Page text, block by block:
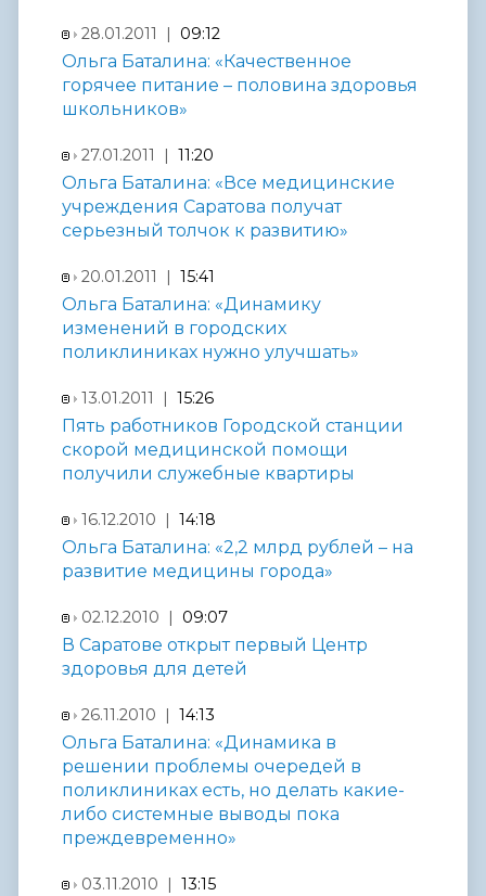
28.01.2011 | 09:12
Ольга Баталина: «Качественное
горячее питание – половина здоровья
школьников»
27.01.2011 | 11:20
Ольга Баталина: «Все медицинские
учреждения Саратова получат
серьезный толчок к развитию»
20.01.2011 | 15:41
Ольга Баталина: «Динамику
изменений в городских
поликлиниках нужно улучшать»
13.01.2011 | 15:26
Пять работников Городской станции
скорой медицинской помощи
получили служебные квартиры
16.12.2010 | 14:18
Ольга Баталина: «2,2 млрд рублей – на
развитие медицины города»
02.12.2010 | 09:07
В Саратове открыт первый Центр
здоровья для детей
26.11.2010 | 14:13
Ольга Баталина: «Динамика в
решении проблемы очередей в
поликлиниках есть, но делать какие-
либо системные выводы пока
преждевременно»
03.11.2010 | 13:15